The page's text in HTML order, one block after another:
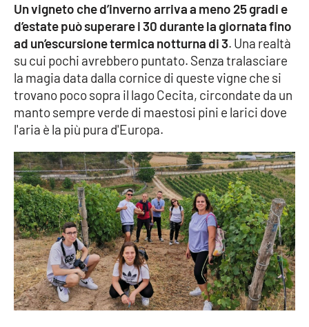
Cosenzachannel.it
Ilvibonese.it
Catanzarochannel.it
Android
Apple
Un vigneto che d’inverno arriva a meno 25 gradi e
d’estate può superare i 30 durante la giornata fino
ad un’escursione termica notturna di 3. Una realtà
su cui pochi avrebbero puntato. Senza tralasciare
la magia data dalla cornice di queste vigne che si
trovano poco sopra il lago Cecita, circondate da un
manto sempre verde di maestosi pini e larici dove
l'aria è la più pura d'Europa.